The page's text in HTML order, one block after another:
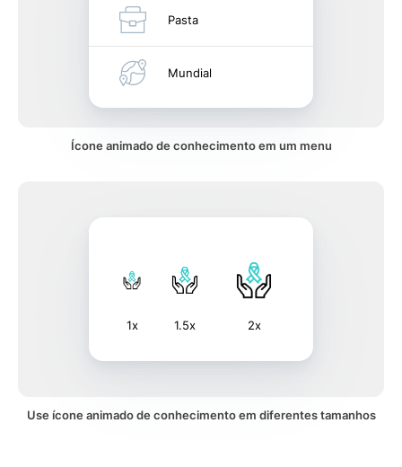
Pasta
Mundial
Ícone animado de conhecimento em um menu
1x 1.5x 2x
Use ícone animado de conhecimento em diferentes tamanhos